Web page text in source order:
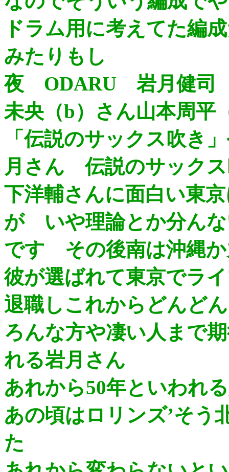
ドラム用に考えてた編
みたりもし
夜 ODARU 岩月健司
未央（b）さん山本周平
「伝説のサックス吹き
月さん 伝説のサック
下洋輔さんに面白い東
が いや理論とか分ん
です その後南は沖縄
彼が選ばれて東京でラ
退職しこれからどんど
ろんな方や凄い人まで
れる岩月さん
あれから50年といわれ
あの頃はロリンズ’そう
た